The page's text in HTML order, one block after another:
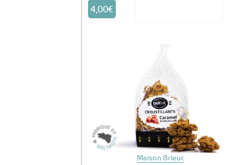
4,00€
Maison Brieuc